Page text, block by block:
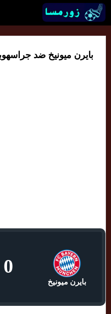
بايرن ميونيخ ضد
بايرن ميونيخ
0